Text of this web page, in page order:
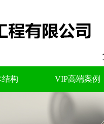
结构 VIP高端案例